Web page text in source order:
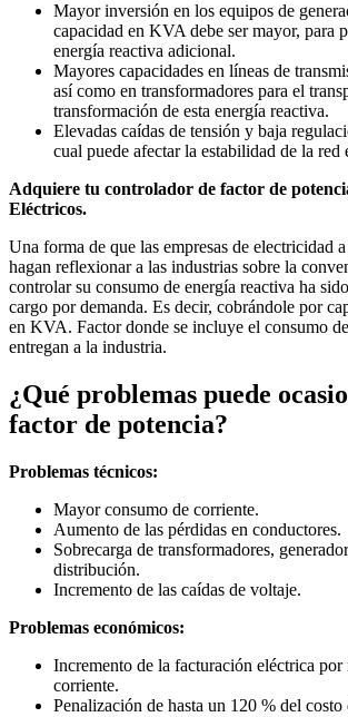
Mayor inversión en los equipos de
capacidad en KVA debe ser mayor, para
energía reactiva adicional.
Mayores capacidades en líneas de
así como en transformadores para el
transformación de esta energía reactiva.
Elevadas caídas de tensión y baja
cual puede afectar la estabilidad de la red
Adquiere tu controlador de factor de
Eléctricos.
Una forma de que las empresas de electricidad
hagan reflexionar a las industrias sobre la
controlar su consumo de energía reactiva ha
cargo por demanda. Es decir, cobrándole por
en KVA. Factor donde se incluye el consumo
entregan a la industria.
¿Qué problemas puede
factor de potencia?
Problemas técnicos:
Mayor consumo de corriente.
Aumento de las pérdidas en conductores.
Sobrecarga de transformadores,
distribución.
Incremento de las caídas de voltaje.
Problemas económicos:
Incremento de la facturación eléctrica
corriente.
Penalización de hasta un 120 % del